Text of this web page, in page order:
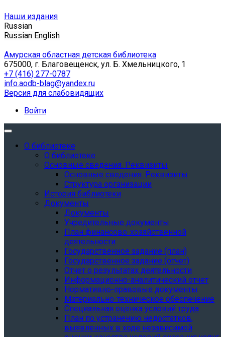
Наши издания
Russian
Russian English
Амурская областная детская библиотека
675000, г. Благовещенск, ул. Б. Хмельницкого, 1
+7 (416) 277-0787
info.aodb-blag@yandex.ru
Версия для слабовидящих
Войти
О библиотеке
О библиотеке
Основные сведения. Реквизиты
Основные сведения. Реквизиты
Структура организации
История библиотеки
Документы
Документы
Учредительные документы
План финансово-хозяйственной
деятельности
Государственное задание (план)
Государственное задание (отчет)
Отчет о результатах деятельности
Информационно-аналитический отчет
Нормативно-правовые документы
Материально-техническое обеспечение
Специальная оценка условий труда
План по устранению недостатков,
выявленных в ходе независимой